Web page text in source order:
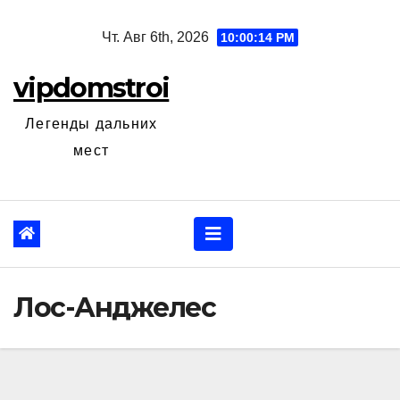
Чт. Авг 6th, 2026 10:00:15 PM
vipdomstroi
Легенды дальних
мест
Лос-Анджелес